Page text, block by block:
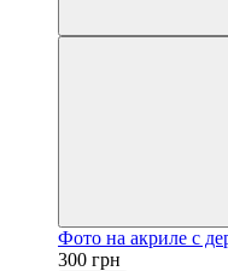
Фото на акриле с
300 грн